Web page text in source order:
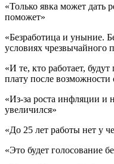
«Только явка может дать
поможет»
«Безработица и уныние.
условиях чрезвычайного
«И те, кто работает,
плату после
«Из-за роста инфляции и
увеличился»
«До 25 лет работы нет у
«Это будет голосование